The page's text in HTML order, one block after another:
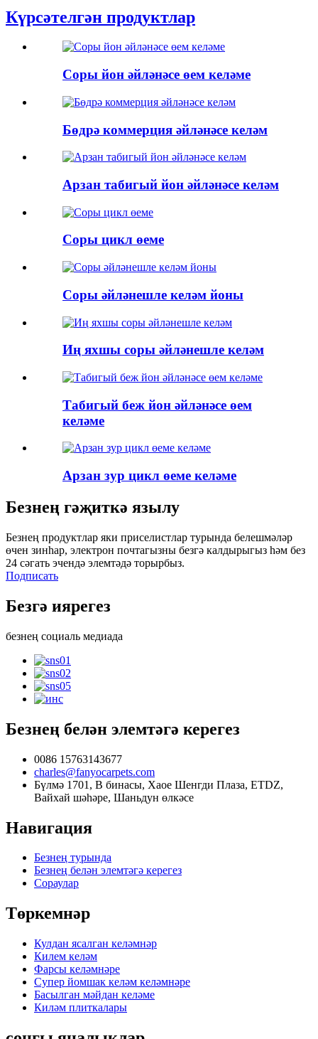
Күрсәтелгән продуктлар
Соры йон әйләнәсе өем келәме
Бөдрә коммерция әйләнәсе келәм
Арзан табигый йон әйләнәсе келәм
Соры цикл өеме
Соры әйләнешле келәм йоны
Иң яхшы соры әйләнешле келәм
Табигый беж йон әйләнәсе өем
келәме
Арзан зур цикл өеме келәме
Безнең гәҗиткә язылу
Безнең продуктлар яки приселистлар турында белешмәләр
өчен зинһар, электрон почтагызны безгә калдырыгыз һәм без
24 сәгать эчендә элемтәдә торырбыз.
Подписать
Безгә иярегез
безнең социаль медиада
Безнең белән элемтәгә керегез
0086 15763143677
charles@fanyocarpets.com
Бүлмә 1701, В бинасы, Хаое Шенгди Плаза, ETDZ,
Вайхай шәһәре, Шаньдун өлкәсе
Навигация
Безнең турында
Безнең белән элемтәгә керегез
Сораулар
Төркемнәр
Кулдан ясалган келәмнәр
Килем келәм
Фарсы келәмнәре
Супер йомшак келәм келәмнәре
Басылган мәйдан келәме
Киләм плиткалары